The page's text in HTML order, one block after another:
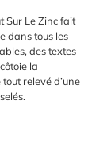
Sur Le Zinc fait
dans tous les
des textes
la
relevé d’une